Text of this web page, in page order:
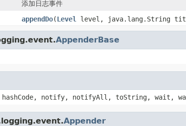
添加日志事件
appendDo(Level level, java.lang.String
AppenderBase
notify, notifyAll, toString, wait,
Appender